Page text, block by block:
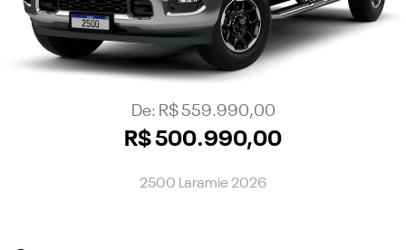
De: R$ 559.990,00
R$ 500.990,00
2500 Laramie 2026